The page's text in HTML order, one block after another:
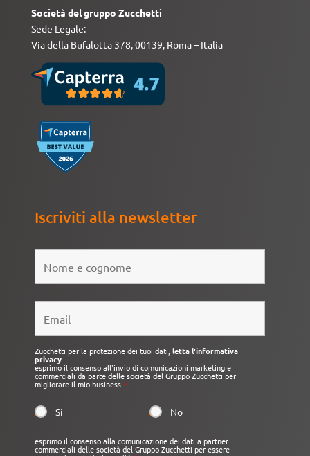
Società del gruppo Zucchetti
Sede Legale:
Via della Bufalotta 378, 00139, Roma – Italia
Iscriviti alla newsletter
Zucchetti per la protezione dei tuoi dati, letta l'informativa
privacy
esprimo il consenso all'invio di comunicazioni marketing e
commerciali da parte delle società del Gruppo Zucchetti per
migliorare il mio business.*
Si No
esprimo il consenso alla comunicazione dei dati a partner
commerciali delle società del Gruppo Zucchetti per essere